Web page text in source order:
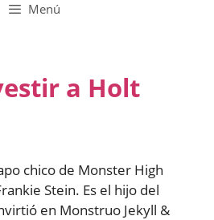
Menú
a Holt
chico de Monster High
Stein. Es el hijo del
en Monstruo Jekyll &